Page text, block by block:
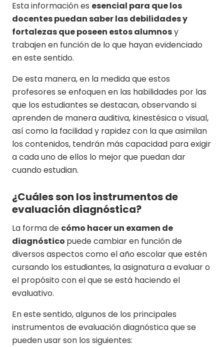
Esta información es esencial para que los
docentes puedan saber las debilidades y
fortalezas que poseen estos alumnosy
trabajen en función de lo que hayan evidenciado
en este sentido.
De esta manera, en la medida que estos
profesores se enfoquen en las habilidades por las
que los estudiantes se destacan, observando si
aprenden de manera auditiva, kinestésica o visual,
así como la facilidad y rapidez con la que asimilan
los contenidos, tendrán más capacidad para exigir
a cada uno de ellos lo mejor que puedan dar
cuando estudian.
¿Cuáles son los instrumentos de
evaluación diagnóstica?
La forma de cómo hacer un examen de
diagnóstico puede cambiar en función de
diversos aspectos como el año escolar que estén
cursando los estudiantes, la asignatura a evaluar o
el propósito con el que se está haciendo el
evaluativo.
En este sentido, algunos de los principales
instrumentos de evaluación diagnóstica que se
pueden usar son los siguientes: